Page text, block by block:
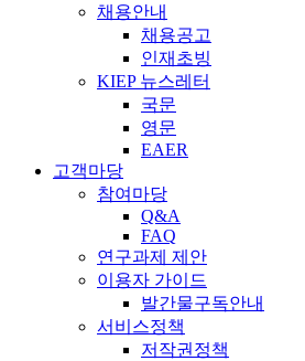
채용안내
채용공고
인재초빙
KIEP 뉴스레터
국문
영문
EAER
고객마당
참여마당
Q&A
FAQ
연구과제 제안
이용자 가이드
발간물구독안내
서비스정책
저작권정책